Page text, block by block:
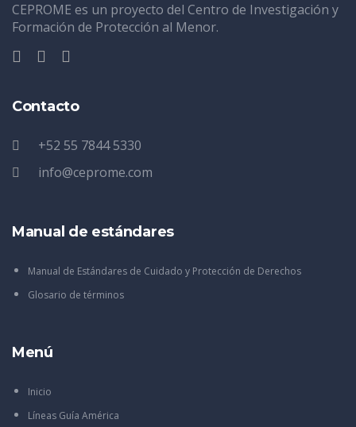
CEPROME es un proyecto del Centro de Investigación y
Formación de Protección al Menor.
Contacto
+52 55 7844 5330
info@ceprome.com
Manual de estándares
Manual de Estándares de Cuidado y Protección de Derechos
Glosario de términos
Menú
Inicio
Líneas Guía América